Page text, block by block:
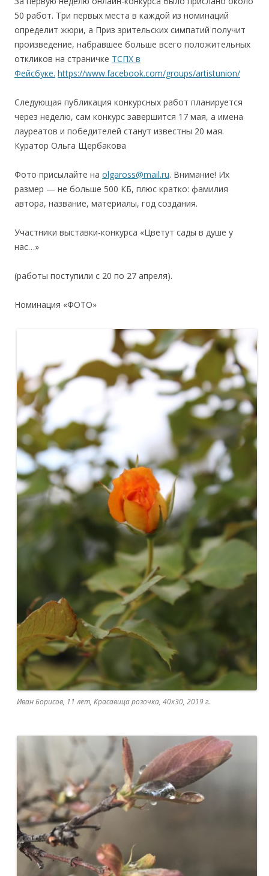
50 работ. Три первых места в каждой из номинаций
определит жюри, а Приз зрительских симпатий получит
произведение, набравшее больше всего положительных
откликов на страничке ТСПХ в
Фейсбуке. https://www.facebook.com/groups/artistunion/
Следующая публикация конкурсных работ планируется
через неделю, сам конкурс завершится 17 мая, а имена
лауреатов и победителей станут известны 20 мая.
Куратор Ольга Щербакова
Фото присылайте на olgaross@mail.ru. Внимание! Их
размер — не больше 500 КБ, плюс кратко: фамилия
автора, название, материалы, год создания.
Участники выставки-конкурса «Цветут сады в душе у
нас…»
(работы поступили с 20 по 27 апреля).
Номинация «ФОТО»
Иван Борисов, 11 лет, Красавица розочка, 40х30, 2019 г.